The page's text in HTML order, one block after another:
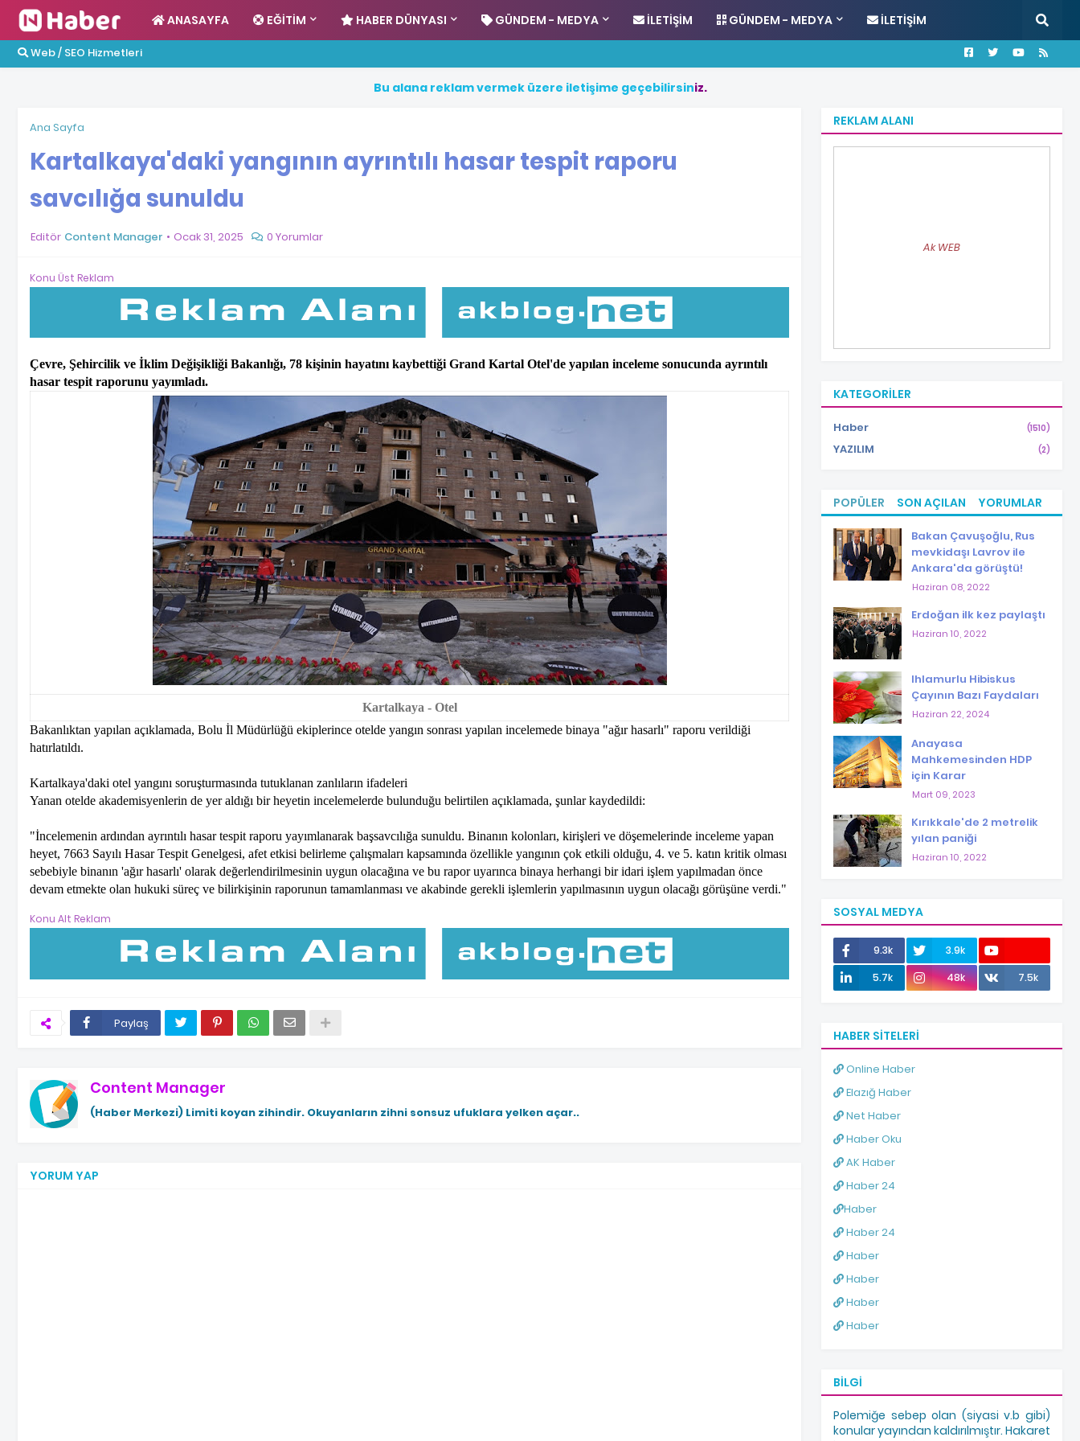
ANASAYFA EĞITIM HABER DÜNYASI GÜNDEM - MEDYA İLETIŞIM GÜNDEM - MEDYA İLETIŞIM
Web / SEO Hizmetleri
Bu alana reklamvermek üzere iletişime geçebilirsiniz.
Ana Sayfa
Kartalkaya'daki yangının ayrıntılı hasar tespit raporu
savcılığa sunuldu
Editör Content Manager Ocak 31, 2025 0 Yorumlar
Konu Üst Reklam
Çevre, Şehircilik ve İklim Değişikliği Bakanlığı, 78 kişinin hayatını kaybettiği Grand Kartal Otel'de yapılan inceleme sonucunda ayrıntılı
hasar tespit raporunu yayımladı.
Kartalkaya - Otel
Bakanlıktan yapılan açıklamada, Bolu İl Müdürlüğü ekiplerince otelde yangın sonrası yapılan incelemede binaya "ağır hasarlı" raporu verildiği
hatırlatıldı.
Kartalkaya'daki otel yangını soruşturmasında tutuklanan zanlıların ifadeleri
Yanan otelde akademisyenlerin de yer aldığı bir heyetin incelemelerde bulunduğu belirtilen açıklamada, şunlar kaydedildi:
"İncelemenin ardından ayrıntılı hasar tespit raporu yayımlanarak başsavcılığa sunuldu. Binanın kolonları, kirişleri ve döşemelerinde inceleme yapan
heyet, 7663 Sayılı Hasar Tespit Genelgesi, afet etkisi belirleme çalışmaları kapsamında özellikle yangının çok etkili olduğu, 4. ve 5. katın kritik olması
sebebiyle binanın 'ağır hasarlı' olarak değerlendirilmesinin uygun olacağına ve bu rapor uyarınca binaya herhangi bir idari işlem yapılmadan önce
devam etmekte olan hukuki süreç ve bilirkişinin raporunun tamamlanması ve akabinde gerekli işlemlerin yapılmasının uygun olacağı görüşüne verdi."
Konu Alt Reklam
Paylaş
Content Manager
(Haber Merkezi) Limiti koyan zihindir. Okuyanların zihni sonsuz ufuklara yelken açar..
YORUM YAP
REKLAM ALANI
Ak WEB
KATEGORILER
Haber (1510)
YAZILIM (2)
POPÜLER SON AÇILAN YORUMLAR
Bakan Çavuşoğlu, Rus
mevkidaşı Lavrov ile
Ankara'da görüştü!
Haziran 08, 2022
Erdoğan ilk kez paylaştı
Haziran 10, 2022
Ihlamurlu Hibiskus
Çayının Bazı Faydaları
Haziran 22, 2024
Anayasa
Mahkemesinden HDP
için Karar
Mart 09, 2023
Kırıkkale'de 2 metrelik
yılan paniği
Haziran 10, 2022
SOSYAL MEDYA
9.3k
3.9k
12.0k
5.7k 48k 7.5k
HABER SITELERI
Online Haber
Elazığ Haber
Net Haber
Haber Oku
AK Haber
Haber 24
Haber
Haber 24
Haber
Haber
Haber
Haber
BILGI
Polemiğe sebep olan (siyasi v.b gibi)
konular yayından kaldırılmıştır. Hakaret